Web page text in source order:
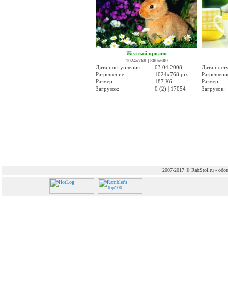
Желтый кролик
1024x768| 800x600
Дата поступления:
03.04.2008
Разрешение:
1024x768 pix
Размер:
187 Кб
Загрузок:
0 (2) | 17054
Дата
Размер:
Загрузок:
2007-2017 © RabStol.ru - обои